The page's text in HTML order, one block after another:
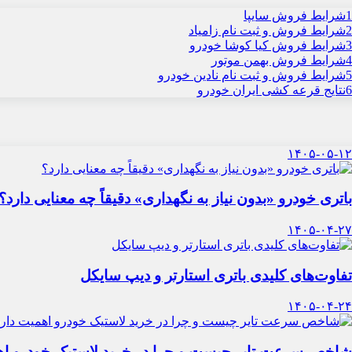
1شرایط فروش سایپا
2شرایط فروش و ثبت نام زامیاد
3شرایط فروش کیا کوشا خودرو
4شرایط فروش بهمن موتور
5شرایط فروش و ثبت نام نادین خودرو
6نتایج قرعه کشی ایران خودرو
۱۴۰۵-۰۵-۱۲
باتری خودرو «بدون نیاز به نگهداری» دقیقاً چه معنایی دارد؟
۱۴۰۵-۰۴-۲۷
تفاوت‌های کلیدی باتری استارتر و دیپ سایکل
۱۴۰۵-۰۴-۲۴